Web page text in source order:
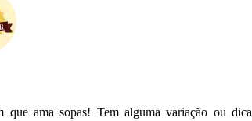
que ama sopas! Tem alguma variação ou dica